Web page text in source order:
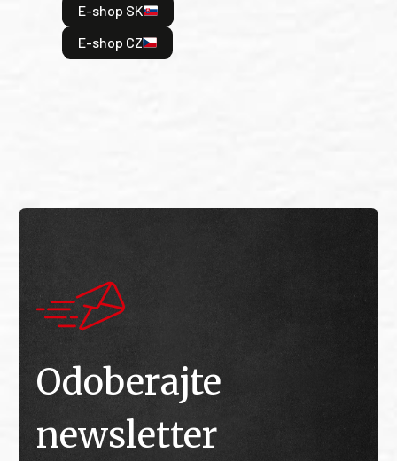
E-shop SK
E-shop CZ
Odoberajte
newsletter